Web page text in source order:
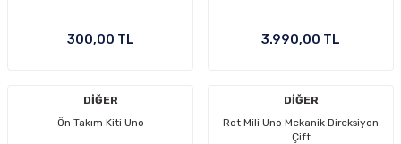
300,00 TL 3.990,00 TL
DİĞER
Ön Takım Kiti Uno
DİĞER
Rot Mili Uno Mekanik Direksiyon
Çift